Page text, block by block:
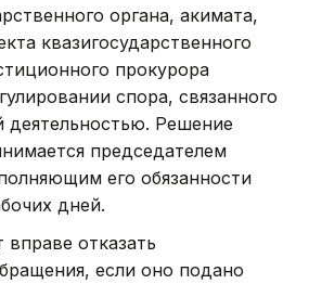
органа, акимата,
квазигосударственного
прокурора
спора, связанного
деятельностью. Решение
председателем
его обязанности
дней.
отказать
если оно подано